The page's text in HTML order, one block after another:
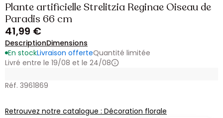
Plante artificielle Strelitzia Reginae Oiseau de
Paradis 66 cm
41,99 €
DescriptionDimensions
En stockLivraison offerteQuantité limitée
Livré entre le 19/08 et le 24/08
Réf. 3961869
Retrouvez notre catalogue : Décoration florale